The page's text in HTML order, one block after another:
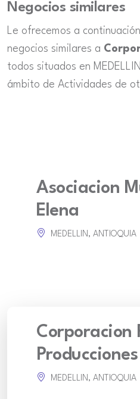
Negocios similares
Le ofrecemos a
negocios similares a
todos situados en
ámbito de Actividades de
Asociacion
Elena
MEDELLIN, ANTIOQUIA
Corporacion
Producciones
MEDELLIN, ANTIOQUIA